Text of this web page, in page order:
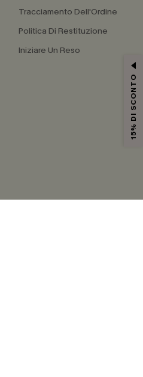
Tracciamento Dell'Ordine
Politica Di Restituzione
Iniziare Un Reso
15% DI SCONTO